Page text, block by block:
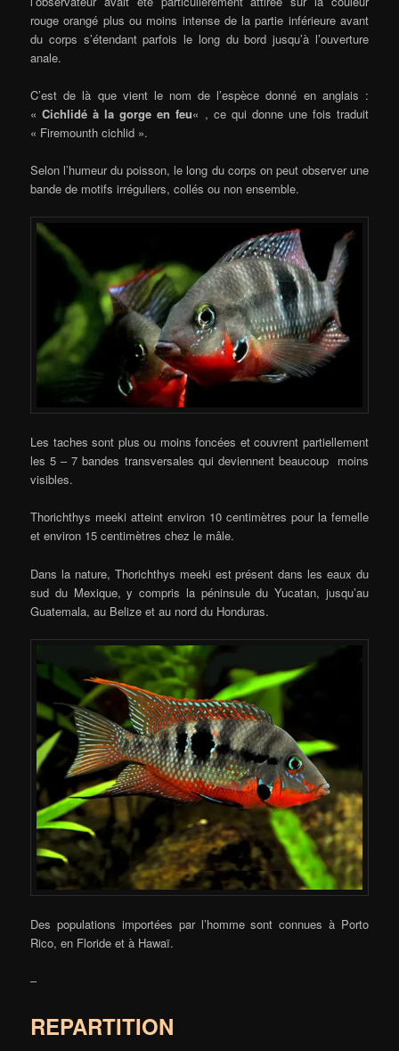
rouge orangé plus ou moins intense de la partie inférieure avant
du corps s’étendant parfois le long du bord jusqu’à l’ouverture
anale.
C’est de là que vient le nom de l’espèce donné en anglais :
«Cichlidé à la gorge en feu« , ce qui donne une fois traduit
« Firemounth cichlid ».
Selon l’humeur du poisson, le long du corps on peut observer une
bande de motifs irréguliers, collés ou non ensemble.
Les taches sont plus ou moins foncées et couvrent partiellement
les 5 – 7 bandes transversales qui deviennent beaucoup moins
visibles.
Thorichthys meeki atteint environ 10 centimètres pour la femelle
et environ 15 centimètres chez le mâle.
Dans la nature, Thorichthys meeki est présent dans les eaux du
sud du Mexique, y compris la péninsule du Yucatan, jusqu’au
Guatemala, au Belize et au nord du Honduras.
Des populations importées par l’homme sont connues à Porto
Rico, en Floride et à Hawaï.
–
REPARTITION